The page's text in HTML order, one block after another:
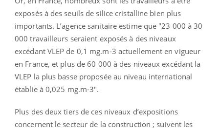
exposés à des seuils de silice cristalline bien plus
importants. L’agence sanitaire estime que "23 000 à 30
000 travailleurs seraient exposés à des niveaux
excédant VLEP de 0,1 mg.m-3 actuellement en vigueur
en France, et plus de 60 000 à des niveaux excédant la
VLEP la plus basse proposée au niveau international
établie à 0,025 mg.m-3".
Plus des deux tiers de ces niveaux d’expositions
concernent le secteur de la construction ; suivent les